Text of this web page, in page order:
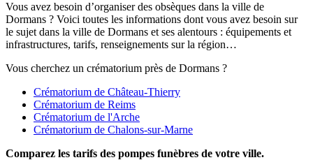
Vous avez besoin d’organiser des obsèques dans la ville de
Dormans ? Voici toutes les informations dont vous avez besoin sur
le sujet dans la ville de Dormans et ses alentours : équipements et
infrastructures, tarifs, renseignements sur la région…
Vous cherchez un crématorium près de Dormans ?
Crématorium de Château-Thierry
Crématorium de Reims
Crématorium de l'Arche
Crématorium de Chalons-sur-Marne
Comparez les tarifs des pompes funèbres de votre ville.